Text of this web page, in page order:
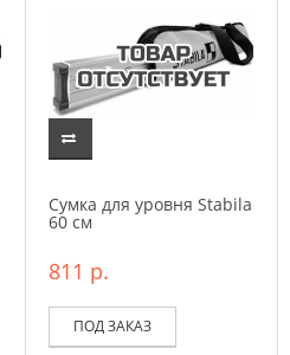
Сумка для уровня Stabila
60 см
811 р.
ПОД ЗАКАЗ